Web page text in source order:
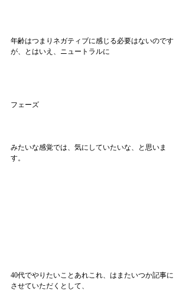
年齢はつまりネガティブに感じる必要はないのです
が、とはいえ、ニュートラルに
フェーズ
みたいな感覚では、気にしていたいな、と思いま
す。
40代でやりたいことあれこれ、はまたいつか記事に
させていただくとして、